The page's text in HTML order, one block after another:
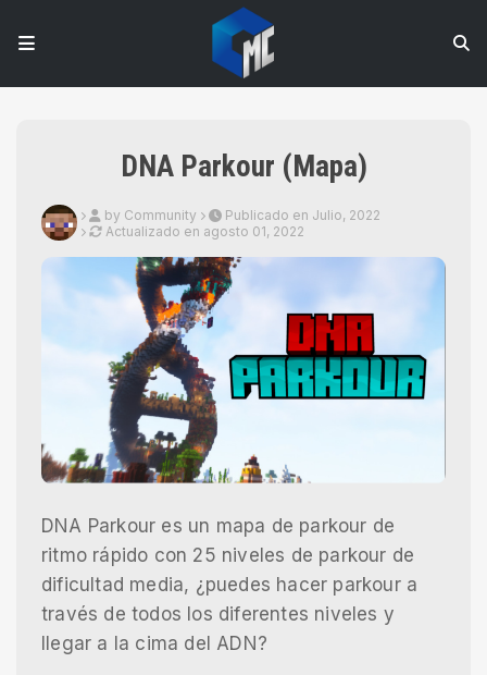
DNA Parkour (Mapa)
by Community
Publicado en Julio, 2022
Actualizado en agosto 01, 2022
DNA Parkour es un mapa de parkour de
ritmo rápido con 25 niveles de parkour de
dificultad media, ¿puedes hacer parkour a
través de todos los diferentes niveles y
llegar a la cima del ADN?